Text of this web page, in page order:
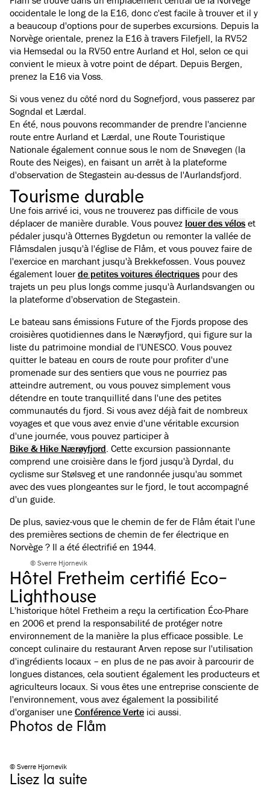
occidentale le long de la E16, donc c'est facile à trouver et il y
a beaucoup d'options pour de superbes excursions. Depuis la
Norvège orientale, prenez la E16 à travers Filefjell, la RV52
via Hemsedal ou la RV50 entre Aurland et Hol, selon ce qui
convient le mieux à votre point de départ. Depuis Bergen,
prenez la E16 via Voss.
Si vous venez du côté nord du Sognefjord, vous passerez par
Sogndal et Lærdal.
En été, nous pouvons recommander de prendre l'ancienne
route entre Aurland et Lærdal, une Route Touristique
Nationale également connue sous le nom de Snøvegen (la
Route des Neiges), en faisant un arrêt à la plateforme
d'observation de Stegastein au-dessus de l'Aurlandsfjord.
Tourisme durable
Une fois arrivé ici, vous ne trouverez pas difficile de vous
déplacer de manière durable. Vous pouvez louer des vélos et
pédaler jusqu'à Otternes Bygdetun ou remonter la vallée de
Flåmsdalen jusqu'à l'église de Flåm, et vous pouvez faire de
l'exercice en marchant jusqu'à Brekkefossen. Vous pouvez
également louerde petites voitures électriques pour des
trajets un peu plus longs comme jusqu'à Aurlandsvangen ou
la plateforme d'observation de Stegastein.
Le bateau sans émissions Future of the Fjords propose des
croisières quotidiennes dans le Nærøyfjord, qui figure sur la
liste du patrimoine mondial de l'UNESCO. Vous pouvez
quitter le bateau en cours de route pour profiter d'une
promenade sur des sentiers que vous ne pourriez pas
atteindre autrement, ou vous pouvez simplement vous
détendre en toute tranquillité dans l'une des petites
communautés du fjord. Si vous avez déjà fait de nombreux
voyages et que vous avez envie d'une véritable excursion
d'une journée, vous pouvez participer à
Bike & Hike Nærøyfjord. Cette excursion passionnante
comprend une croisière dans le fjord jusqu'à Dyrdal, du
cyclisme sur Stølsveg et une randonnée jusqu'au sommet
avec des vues plongeantes sur le fjord, le tout accompagné
d'un guide.
De plus, saviez-vous que le chemin de fer de Flåm était l'une
des premières sections de chemin de fer électrique en
Norvège ? Il a été électrifié en 1944.
© Sverre Hjornevik
Hôtel Fretheim certifié Eco-
Lighthouse
L'historique hôtel Fretheim a reçu la certification Éco-Phare
en 2006 et prend la responsabilité de protéger notre
environnement de la manière la plus efficace possible. Le
concept culinaire du restaurant Arven repose sur l'utilisation
d'ingrédients locaux – en plus de ne pas avoir à parcourir de
longues distances, cela soutient également les producteurs et
agriculteurs locaux. Si vous êtes une entreprise consciente de
l'environnement, vous avez également la possibilité
d'organiser une Conférence Verte ici aussi.
Photos de Flåm
© Sverre Hjornevik
Lisez la suite
10 Simple Tips for a Sustainable Holiday
We hear a lot about sustainable tourism and that we should travel